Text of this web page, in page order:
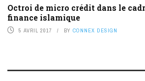
Octroi de micro crédit dans le
finance islamique
5 AVRIL 2017 BY CONNEX DESIGN